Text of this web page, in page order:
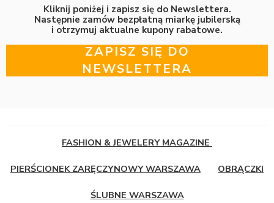
Kliknij poniżej i zapisz się do Newslettera.
Następnie zamów bezpłatną miarkę jubilerską
i otrzymuj aktualne kupony rabatowe.
ZAPISZ SIĘ DO
NEWSLETTERA
FASHION & JEWELERY MAGAZINE
PIERŚCIONEK ZARĘCZYNOWY WARSZAWA OBRĄCZKI
ŚLUBNE WARSZAWA